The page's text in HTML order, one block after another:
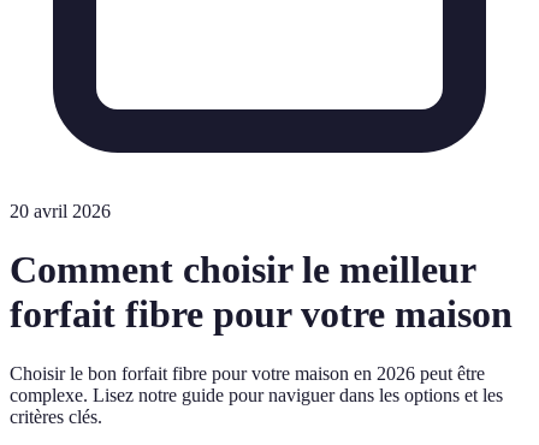
20 avril 2026
Comment choisir le meilleur
forfait fibre pour votre maison
Choisir le bon forfait fibre pour votre maison en 2026 peut être
complexe. Lisez notre guide pour naviguer dans les options et les
critères clés.